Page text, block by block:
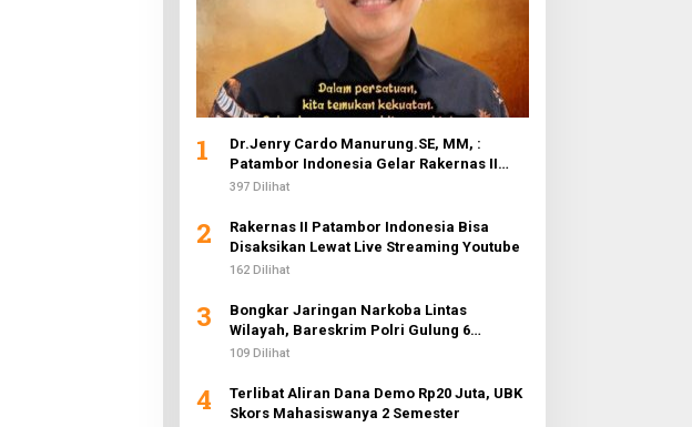
1
Dr.Jenry Cardo Manurung.SE, MM, :
Patambor Indonesia Gelar Rakernas II
Evaluasi Program Kerja
397 Dilihat
2
Rakernas II Patambor Indonesia Bisa
Disaksikan Lewat Live Streaming Youtube
162 Dilihat
3
Bongkar Jaringan Narkoba Lintas
Wilayah, Bareskrim Polri Gulung 6
Pengedar dan Buru 2 DPO
109 Dilihat
4
Terlibat Aliran Dana Demo Rp20 Juta, UBK
Skors Mahasiswanya 2 Semester